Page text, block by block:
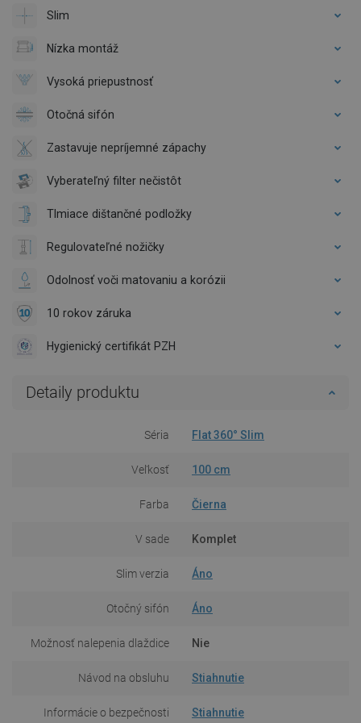
Slim
Nízka montáž
Vysoká priepustnosť
Otočná sifón
Zastavuje nepríjemné zápachy
Vyberateľný filter nečistôt
Tlmiace dištančné podložky
Regulovateľné nožičky
Odolnosť voči matovaniu a korózii
10 rokov záruka
Hygienický certifikát PZH
Detaily produktu
Séria Flat 360° Slim
Veľkosť 100 cm
Farba Čierna
V sade Komplet
Slim verzia Áno
Otočný sifón Áno
Možnosť nalepenia dlaždice Nie
Návod na obsluhu Stiahnutie
Informácie o bezpečnosti Stiahnutie